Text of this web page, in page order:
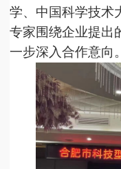
学、中国科学技术
专家围绕企业提出
一步深入合作意向。